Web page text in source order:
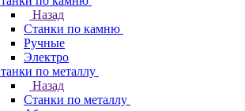
Назад
Станки по камню
Ручные
Электро
по металлу
Назад
Станки по металлу